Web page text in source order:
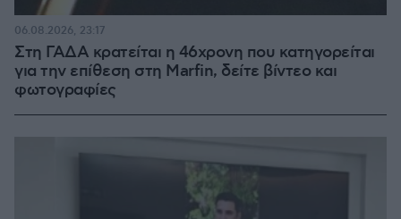
Στη ΓΑΔΑ κρατείται η 46χρονη που κατηγορείται
για την επίθεση στη Marfin, δείτε βίντεο και
φωτογραφίες
06.08.2026, 23:17